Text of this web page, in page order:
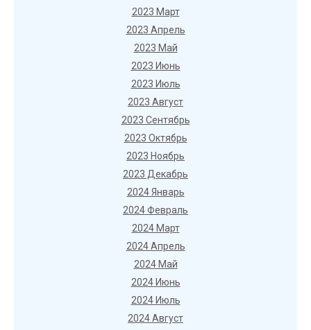
2023 Март
2023 Апрель
2023 Май
2023 Июнь
2023 Июль
2023 Август
2023 Сентябрь
2023 Октябрь
2023 Ноябрь
2023 Декабрь
2024 Январь
2024 Февраль
2024 Март
2024 Апрель
2024 Май
2024 Июнь
2024 Июль
2024 Август